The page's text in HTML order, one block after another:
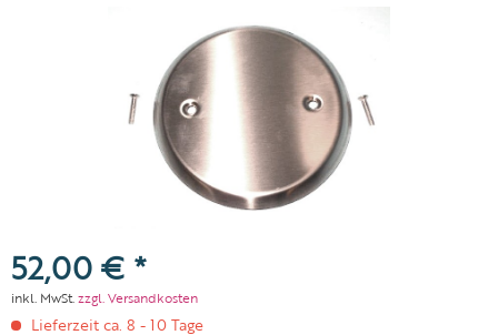
52,00 € *
inkl. MwSt. zzgl. Versandkosten
Lieferzeit ca. 8 - 10 Tage